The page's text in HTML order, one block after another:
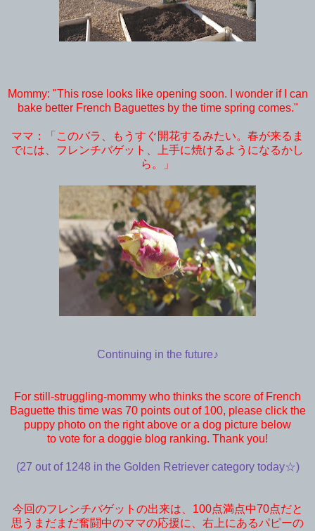
Mommy: "This rose looks like opening soon. I wonder if I can
bake better French Baguettes by the time spring comes."
ママ：「このバラ、もうすぐ開花するみたい。春が来るま
でには、フレンチバゲット、上手に焼けるようになるかし
ら。」
Continuing in the future♪
For still-struggling-mommy who thinks the score of French
Baguette this time was 70 points out of 100, please click the
puppy photo on the right above or a dog picture below
to vote for a doggie blog ranking. Thank you!
(27 out of 1248 in the Golden Retriever category today☆)
今回のフレンチバゲットの出来は、100点満点中70点だと
思うまだまだ奮闘中のママの応援に、右上にあるパピーの